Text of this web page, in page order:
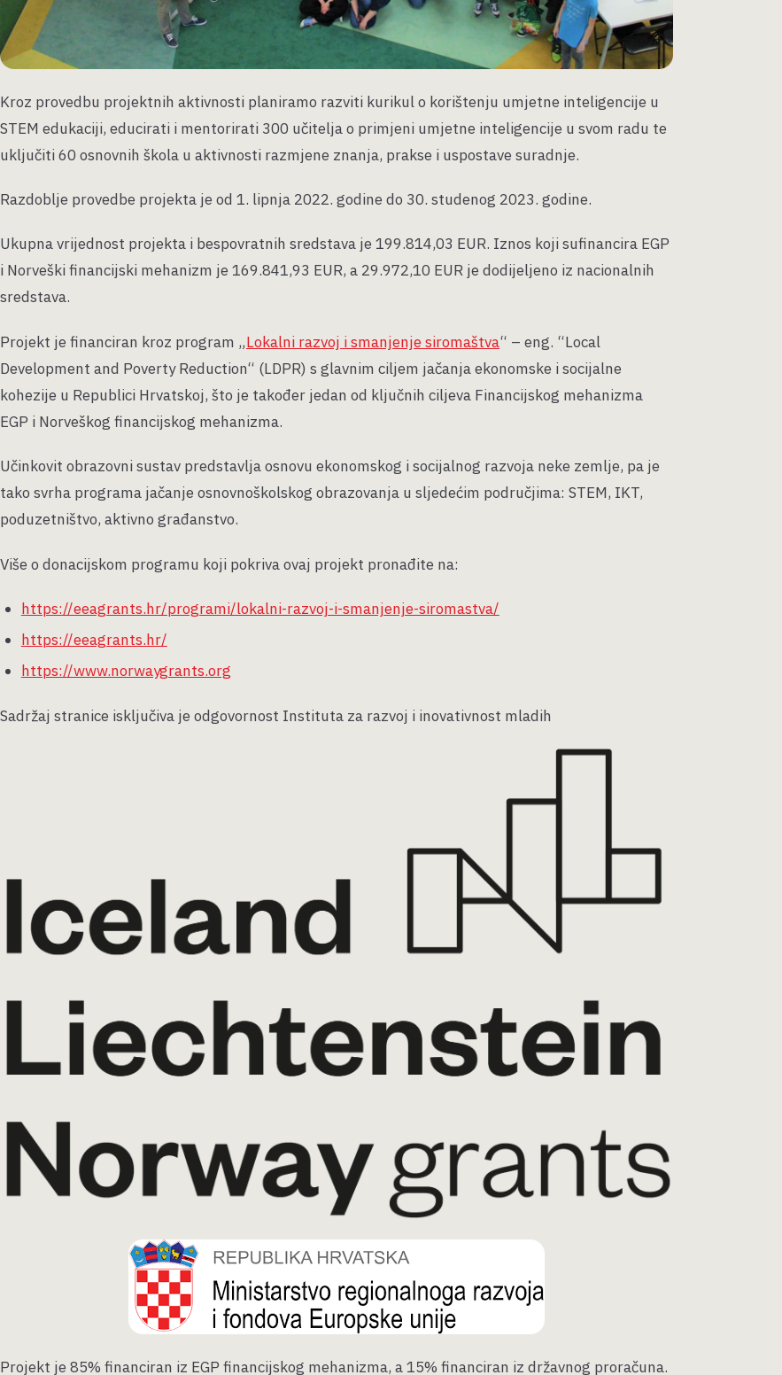
Kroz provedbu projektnih aktivnosti planiramo razviti kurikul o korištenju umjetne inteligencije u
STEM edukaciji, educirati i mentorirati 300 učitelja o primjeni umjetne inteligencije u svom radu te
uključiti 60 osnovnih škola u aktivnosti razmjene znanja, prakse i uspostave suradnje.
Razdoblje provedbe projekta je od 1. lipnja 2022. godine do 30. studenog 2023. godine.
Ukupna vrijednost projekta i bespovratnih sredstava je 199.814,03 EUR. Iznos koji sufinancira EGP
i Norveški financijski mehanizm je 169.841,93 EUR, a 29.972,10 EUR je dodijeljeno iz nacionalnih
sredstava.
Projekt je financiran kroz program „Lokalni razvoj i smanjenje siromaštva“ – eng. “Local
Development and Poverty Reduction“ (LDPR) s glavnim ciljem jačanja ekonomske i socijalne
kohezije u Republici Hrvatskoj, što je također jedan od ključnih ciljeva Financijskog mehanizma
EGP i Norveškog financijskog mehanizma.
Učinkovit obrazovni sustav predstavlja osnovu ekonomskog i socijalnog razvoja neke zemlje, pa je
tako svrha programa jačanje osnovnoškolskog obrazovanja u sljedećim područjima: STEM, IKT,
poduzetništvo, aktivno građanstvo.
Više o donacijskom programu koji pokriva ovaj projekt pronađite na:
https://eeagrants.hr/programi/lokalni-razvoj-i-smanjenje-siromastva/
https://eeagrants.hr/
https://www.norwaygrants.org
Sadržaj stranice isključiva je odgovornost Instituta za razvoj i inovativnost mladih
Projekt je 85% financiran iz EGP financijskog mehanizma, a 15% financiran iz državnog proračuna.